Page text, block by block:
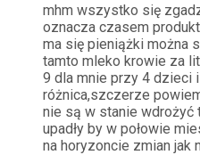
mhm wszystko się
oznacza czasem
ma się pieniążki można
tamto mleko krowie za
9 dla mnie przy 4 dzieci
różnica,szczerze
nie są w stanie wdrożyć
upadły by w połowie
na horyzoncie zmian jak